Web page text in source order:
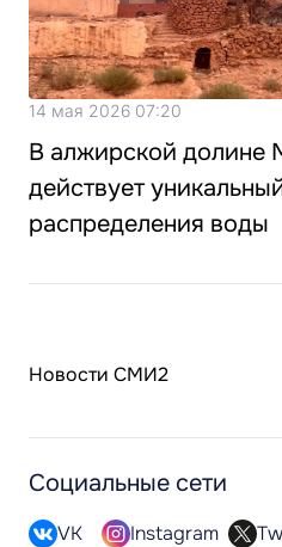
14 мая 2026 07:20
В алжирской долине
действует
распределения воды
Новости СМИ2
Социальные сети
VK Instagram